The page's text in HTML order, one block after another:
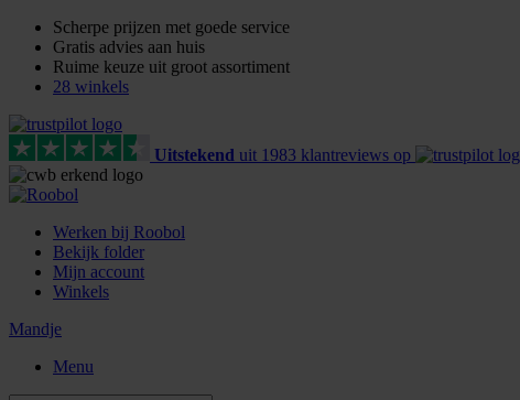
Scherpe prijzen met goede service
Gratis advies aan huis
Ruime keuze uit groot assortiment
28 winkels
Uitstekend uit 1983 klantreviews op
Werken bij Roobol
Bekijk folder
Mijn account
Winkels
Mandje
Menu